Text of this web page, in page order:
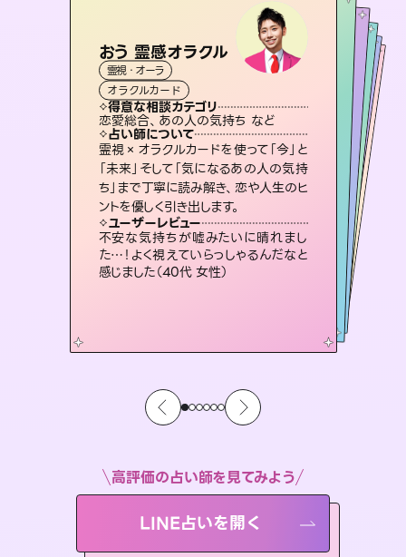
おう 霊感オラクル
霊視・オーラ
オラクルカード
得意な相談カテゴリ
恋愛総合、あの人の気持ち など
占い師について
霊視×オラクルカードを使って「今」と
「未来」そして「気になるあの人の気持
ち」まで丁寧に読み解き、恋や人生のヒ
ントを優しく引き出します。
ユーザーレビュー
不安な気持ちが嘘みたいに晴れまし
た…！よく視えていらっしゃるんだなと
感じました（40代 女性）
セラピスト理恵
霊視・オーラ
スピリチュアル・リーディング
得意な相談カテゴリ
片想い、二人の未来、年の差 など
占い師について
連絡再開、復縁、成就などの報告実績
多数。セラピストとして2万超の施術経
験があるからこそできる鑑定で、より良
い未来をサポートします。
ユーザーレビュー
とても心温まる鑑定でした。しかもこち
らは何も言っていないのに視えていらっ
しゃるんだなと驚きです（30代女性）
アイリス -iris-
西洋占星術
ルーン
得意な相談カテゴリ
恋愛総合、片想い、二人の未来 など
占い師について
復縁、恋愛、不倫の行方、同性愛や片
思い、仕事関係や借金問題まで知りた
いことや心の負担になっていることを
紐解き、背中をそっと押して導きます。
ユーザーレビュー
安心感のあり、言い切ってくれる所や濁
さない鑑定のおかげで、毎回自分の気
持ちを整えられます（30代 男性）
彗望
霊視・オーラ
スピリチュアル・リーディング
得意な相談カテゴリ
片想い、あの人の気持ち、復縁 など
占い師について
3,700年以上の歴史を持つ東洋最古の占術「易占」で詳細まで占い、幸せへ向かう道筋を示します。厳しい結果にも具体的な対策をお伝えします。
ユーザーレビュー
複雑な背景もしっかり聞いて鑑定して
いただけました。気持ちが楽になりまし
た（50代 女性）
未来視師＊花
スピリチュアル・リーディング
得意な相談カテゴリ
出逢い、片想い、復縁 など
占い師について
未来には何パターンもの選択肢があり
ます。不安で視えにくくなっているあな
たの素敵な未来を見つけ、その未来を
選択できるようアドバイスします。
ユーザーレビュー
職場の人の性質や人間関係、本心など
本当によく視えていてびっくり。対策が
打てて前向きになれます（40代）
霊視・オーラ タロット
スピリチュアル・リーディング
得意な相談カテゴリ
片想い、あの人の気持ち、復縁 など
占い師について
恋愛のお悩みの中でも特に「曖昧な関
係」の相談を得意としており、友達以上
恋人未満なお相手との今後や本音を丁
寧に読み解き恋愛成就へと導きます。
ユーザーレビュー
鑑定していただいてアドバイス通りに行
動すると仲が復活してきました。ありが
とうございました（40代 女性）
高評価の占い師を見てみよう
LINE占いを開く